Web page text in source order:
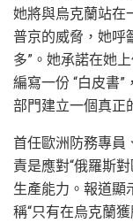
她將與烏克蘭站在
普京的威脅，她呼
多”。她承諾在她
編寫一份 “白皮書
部門建立一個真正
首任歐洲防務專員
責是應對“俄羅斯
生產能力。報道顯
稱“只有在烏克蘭